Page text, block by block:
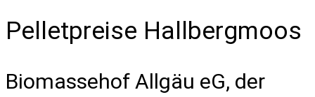
Pelletpreise Hallbergmoos
Biomassehof Allgäu eG, der